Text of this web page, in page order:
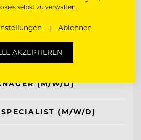
(M/W/D)
(M/W/D)
selbst zu verwalten.
Ablehnen
AKZEPTIEREN